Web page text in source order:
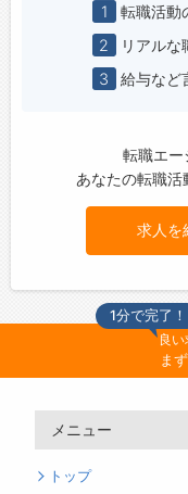
1
転職活動
2
リアルな
3
給与など
転職エー
あなたの転職活
求人を
1分で完了！
良
ま
メニュー
トップ